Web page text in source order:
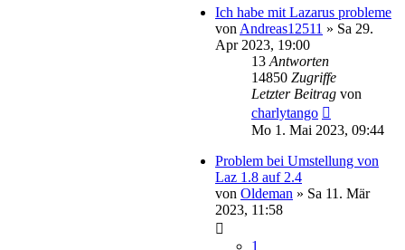
Ich habe mit Lazarus probleme
von Andreas12511 » Sa 29.
Apr 2023, 19:00
13 Antworten
14850 Zugriffe
Letzter Beitrag von
charlytango
Mo 1. Mai 2023, 09:44
Problem bei Umstellung von
Laz 1.8 auf 2.4
von Oldeman » Sa 11. Mär
2023, 11:58
1